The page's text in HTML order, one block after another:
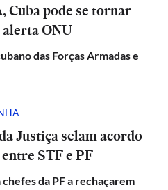
Cuba pode se tornar
alerta ONU
das Forças Armadas e
Justiça selam acordo
STF e PF
da PF a rechaçarem